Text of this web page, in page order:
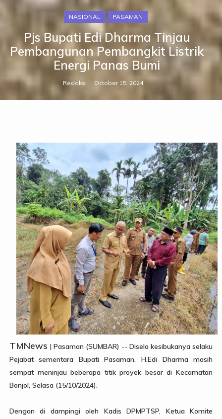
NASIONAL PASAMAN
Pjs Bupati Edi Dharma Tinjau
Pembangunan Pembangkit Listrik
Energi Panas Bumi
Redaksi October 15, 2024
TMNews | Pasaman (SUMBAR) -- Disela kesibukanya selaku
Pejabat sementara Bupati Pasaman, H.Edi Dharma masih
sempat meninjau beberapa titik proyek besar di Kecamatan
Bonjol, Selasa (15/10/2024).
Dengan di dampingi oleh Kadis DPMPTSP, Ketua Komite